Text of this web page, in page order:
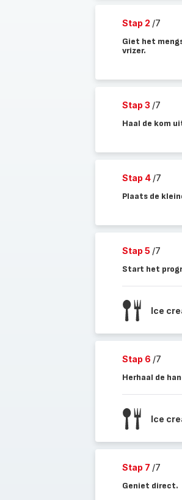
Stap 2 /7
Giet het
vrizer.
Stap 3 /7
Haal de kom
Stap 4 /7
Plaats de
Stap 5 /7
Start het
Ice
Stap 6 /7
Herhaal de
Ice
Stap 7 /7
Geniet direct.